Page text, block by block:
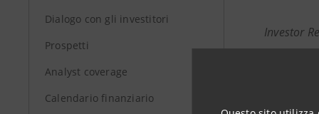
Dialogo con gli investitori
Prospetti
Analyst coverage
Calendario finanziario
Investor